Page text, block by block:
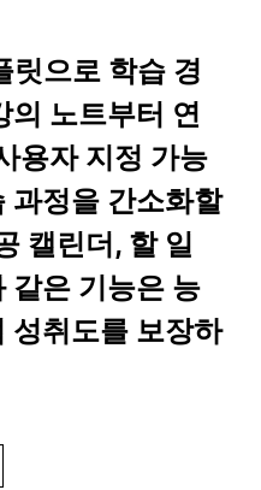
으로 학습 경
의 노트부터 연
용자 지정 가능
과정을 간소화할
캘린더, 할 일
같은 기능은 능
성취도를 보장하